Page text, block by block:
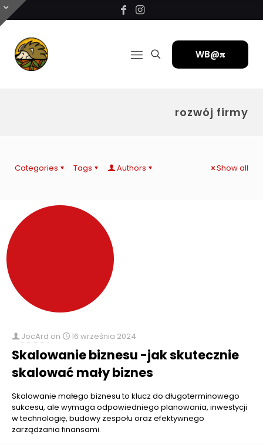
WB@𝛑
rozwój firmy
Categories Tags Authors Show all
JocArd on 16 września 2024
Skalowanie biznesu -jak skutecznie
skalować mały biznes
Skalowanie małego biznesu to klucz do długoterminowego
sukcesu, ale wymaga odpowiedniego planowania, inwestycji
w technologię, budowy zespołu oraz efektywnego
zarządzania finansami.